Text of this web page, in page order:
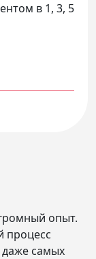
в 1, 3, 5
опыт.
процесс
даже самых